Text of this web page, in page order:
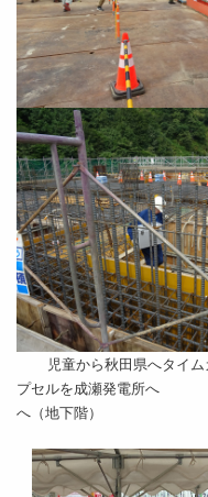
児童から秋田県へタイ
プセルを成瀬発電所
へ（地下階）